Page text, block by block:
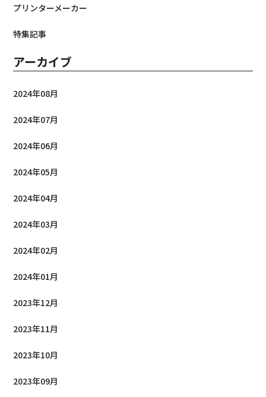
プリンターメーカー
特集記事
アーカイブ
2024年08月
2024年07月
2024年06月
2024年05月
2024年04月
2024年03月
2024年02月
2024年01月
2023年12月
2023年11月
2023年10月
2023年09月